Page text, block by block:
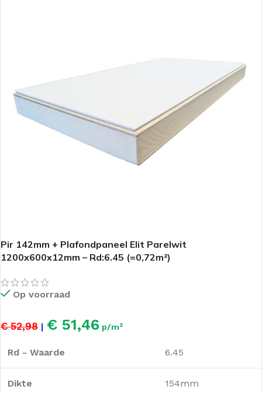
Pir 142mm + Plafondpaneel Elit Parelwit
1200x600x12mm – Rd:6.45 (=0,72m²)
Op voorraad
€ 52,98 | € 51,46 p/m²
Rd - Waarde 6.45
Dikte 154mm